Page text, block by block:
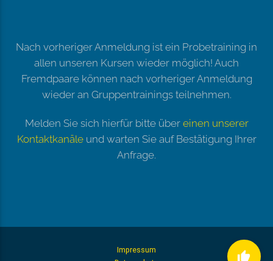
Nach vorheriger Anmeldung ist ein Probetraining in
allen unseren Kursen wieder möglich! Auch
Fremdpaare können nach vorheriger Anmeldung
wieder an Gruppentrainings teilnehmen.
Melden Sie sich hierfür bitte über einen unserer
Kontaktkanäleund warten Sie auf Bestätigung Ihrer
Anfrage.
Impressum
thumb_up